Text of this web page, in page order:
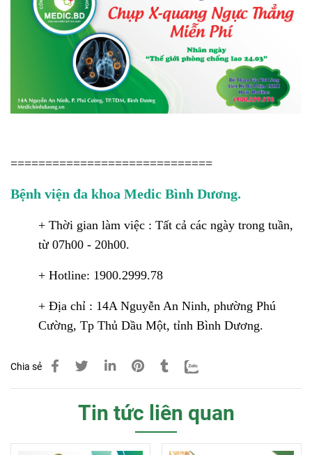
=============================
Bệnh viện đa khoa Medic Bình Dương.
+ Thời gian làm việc : Tất cả các ngày trong tuần,
từ 07h00 - 20h00.
+ Hotline: 1900.2999.78
+ Địa chỉ : 14A Nguyễn An Ninh, phường Phú
Cường, Tp Thủ Dầu Một, tỉnh Bình Dương.
Chia sẻ
Tin tức liên quan